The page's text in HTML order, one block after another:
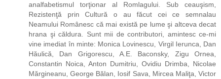
analfabetismul torţionar al Romlagului. Sub ceauşism,
Rezistenţă prin Cultură o au făcut cei ce semnalau
Neamului Românesc că mai există pe lume şi altceva decat
hrana şi căldura. Sunt mii de contributori, amintesc ce-mi
vine imediat în minte: Monica Lovinescu, Virgil Ierunca, Dan
Hăulică, Dan Grigorescu, A.E. Baconsky, Zigu Ornea,
Constantin Noica, Anton Dumitriu, Ovidiu Drimba, Nicolae
Mărgineanu, George Bălan, Iosif Sava, Mircea Maliţa, Victor